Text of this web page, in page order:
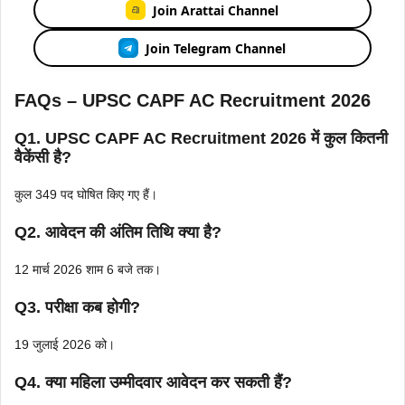
Join Arattai Channel
Join Telegram Channel
FAQs – UPSC CAPF AC Recruitment 2026
Q1. UPSC CAPF AC Recruitment 2026 में कुल कितनी
वैकेंसी है?
कुल 349 पद घोषित किए गए हैं।
Q2. आवेदन की अंतिम तिथि क्या है?
12 मार्च 2026 शाम 6 बजे तक।
Q3. परीक्षा कब होगी?
19 जुलाई 2026 को।
Q4. क्या महिला उम्मीदवार आवेदन कर सकती हैं?